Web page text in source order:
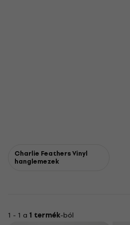
Charlie Feathers Vinyl
hanglemezek
1 - 1 a 1 termék-ból